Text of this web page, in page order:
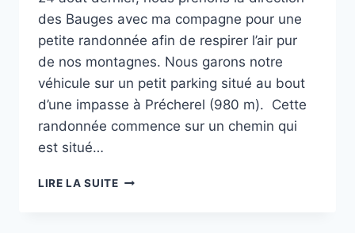
des Bauges avec ma compagne pour une
petite randonnée afin de respirer l’air pur
de nos montagnes. Nous garons notre
véhicule sur un petit parking situé au bout
d’une impasse à Précherel (980 m). Cette
randonnée commence sur un chemin qui
est situé…
LIRE LA SUITERANDO